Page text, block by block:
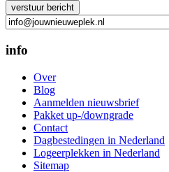
Gelieve dit veld leeg te laten.
info
Over
Blog
Aanmelden nieuwsbrief
Pakket up-/downgrade
Contact
Dagbestedingen in Nederland
Logeerplekken in Nederland
Sitemap